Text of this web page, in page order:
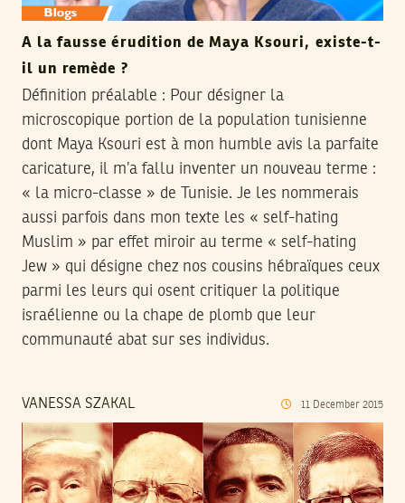
A la fausse érudition de Maya Ksouri, existe-t-
il un remède ?
Définition préalable : Pour désigner la
microscopique portion de la population tunisienne
dont Maya Ksouri est à mon humble avis la parfaite
caricature, il m’a fallu inventer un nouveau terme :
« la micro-classe » de Tunisie. Je les nommerais
aussi parfois dans mon texte les « self-hating
Muslim » par effet miroir au terme « self-hating
Jew » qui désigne chez nos cousins hébraïques ceux
parmi les leurs qui osent critiquer la politique
israélienne ou la chape de plomb que leur
communauté abat sur ses individus.
VANESSA SZAKAL 11 December 2015